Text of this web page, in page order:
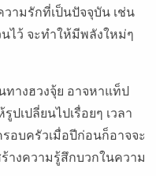
ามรักที่เป็นปัจจุบัน เช่น
ไว้ จะทำให้มีพลังใหม่ๆ
ทางฮวงจุ้ย อาจหาแท็ป
ปเปลี่ยนไปเรื่อยๆ เวลา
รอบครัวเมื่อปีก่อนก็อาจจะ
างความรู้สึกบวกในความ